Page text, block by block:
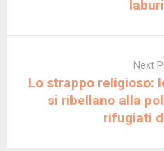
Next
Lo strappo religioso:
si ribellano alla
rifugiati